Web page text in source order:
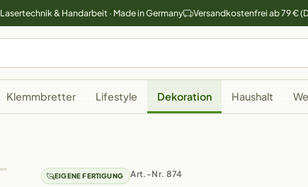
Lasertechnik & Handarbeit · Made in Germany Versandkostenfrei ab 79 €
Klemmbretter Lifestyle Dekoration Haushalt
EIGENE FERTIGUNG Art.-Nr. 874